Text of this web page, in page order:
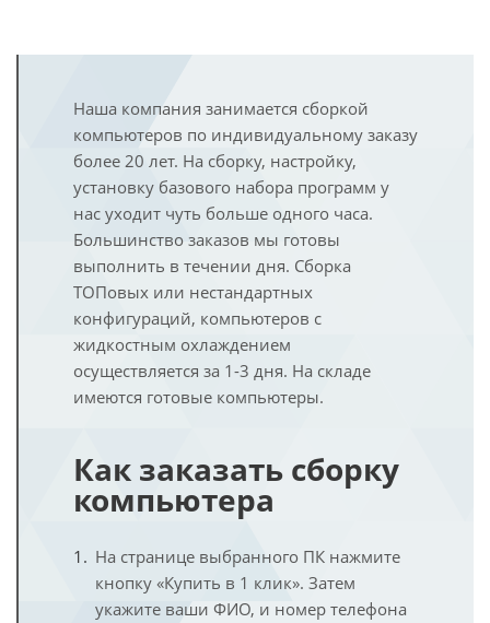
Наша компания занимается сборкой
компьютеров по индивидуальному заказу
более 20 лет. На сборку, настройку,
установку базового набора программ у
нас уходит чуть больше одного часа.
Большинство заказов мы готовы
выполнить в течении дня. Сборка
ТОПовых или нестандартных
конфигураций, компьютеров с
жидкостным охлаждением
осуществляется за 1-3 дня. На складе
имеются готовые компьютеры.
Как заказать сборку
компьютера
На странице выбранного ПК нажмите
кнопку «Купить в 1 клик». Затем
укажите ваши ФИО, и номер телефона